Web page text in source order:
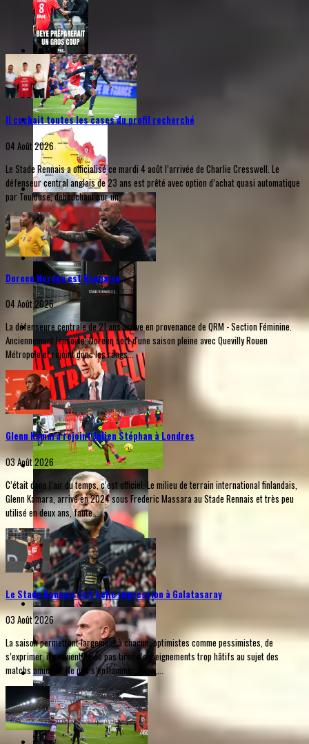
Il cochait toutes les cases du profil recherché
04 Août 2026
Le Stade Rennais a officialisé ce mardi 4 août l’arrivée de Charlie Cresswell. Le
défenseur central anglais de 23 ans est prêté avec option d’achat quasi automatique
par Toulouse, débouchant sur un...
Doreen Norden est Rennaise
04 Août 2026
La défenseure centrale de 21 ans arrive en provenance de QRM - Section Féminine.
Anciennement lensoise, Doreen sort d'une saison pleine avec Quevilly Rouen
Métropole et rejoint donc les rangs...
Glenn Kamara rejoint Julien Stéphan à Londres
03 Août 2026
C’était dans l’air du temps, c’est officiel. Le milieu de terrain international finlandais,
Glenn Kamara, arrivé en 2024 sous Frederic Massara au Stade Rennais et très peu
utilisé en deux ans, faute...
Le Stade Rennais fait belle impression à Galatasaray
03 Août 2026
La saison permettant largement à chacun, optimistes comme pessimistes, de
s’exprimer, il convient de ne pas tirer d’enseignements trop hâtifs au sujet des
matchs amicaux. Ne pas s’enflammer, donc,...